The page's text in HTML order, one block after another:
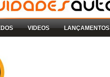
VIDEOS LANÇAMENTOS